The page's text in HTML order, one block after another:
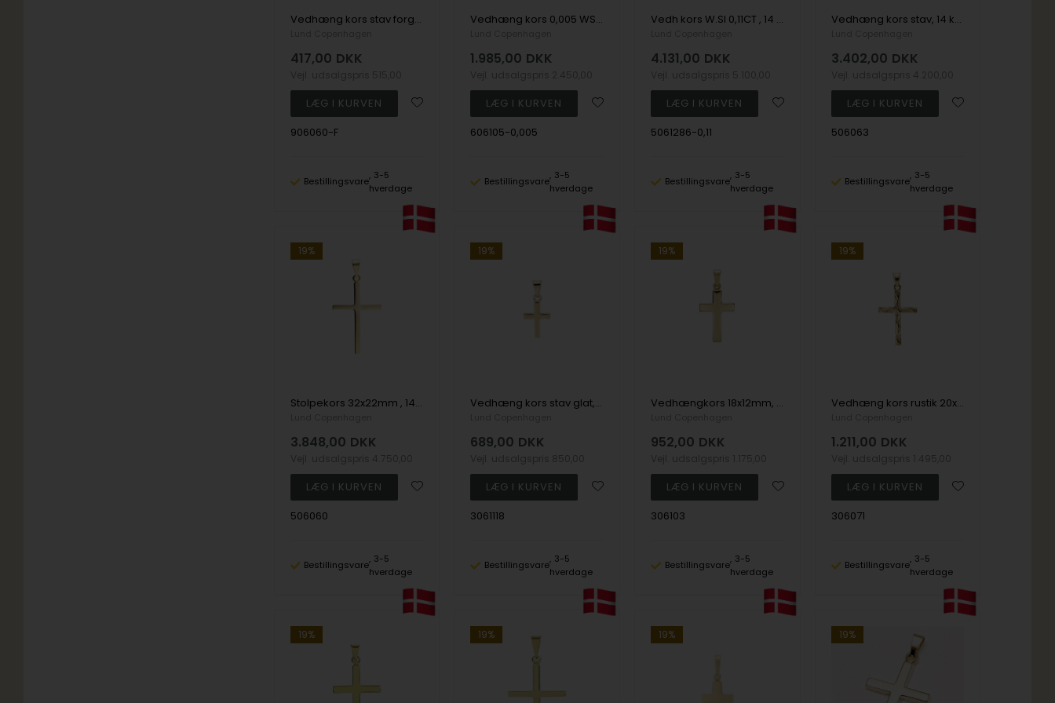
Vedhæng kors stav forgyldt sølv
417,00 DKK
906060-F
Bestillingsvare
3-5
hverdage
Vedhæng kors 0,005 WSI hvg, 14 karat
1.985,00 DKK
606105-0,005
Bestillingsvare
3-5
hverdage
Vedh kors W.SI 0,11CT , 14 karat
4.131,00 DKK
5061286-0,11
Bestillingsvare
3-5
hverdage
Vedhæng kors stav, 14 karat
3.402,00 DKK
506063
Bestillingsvare
3-5
hverdage
19%
Stolpekors 32x22mm , 14 karat
3.848,00 DKK
506060
Bestillingsvare
3-5
hverdage
19%
Vedhæng kors stav glat, 8 karat
689,00 DKK
3061118
Bestillingsvare
3-5
hverdage
19%
Vedhængkors 18x12mm, 8 karat
952,00 DKK
306103
Bestillingsvare
3-5
hverdage
19%
Vedhæng kors rustik 20x15mm, 8 karat
1.211,00 DKK
306071
Bestillingsvare
3-5
hverdage
19% 19% 19% 19%